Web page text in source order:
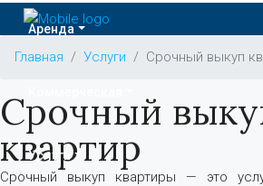
Аренда
Услуги
Главная Услуги Срочный выкуп
Срочный
квартир
Срочный выкуп квартиры — это